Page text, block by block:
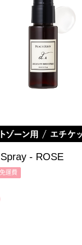
- ROSE
運費